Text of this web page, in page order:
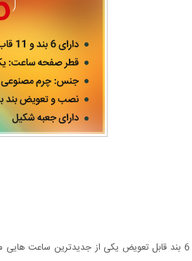
ساعت دخترانه 6 بند قابل تعویض یکی از